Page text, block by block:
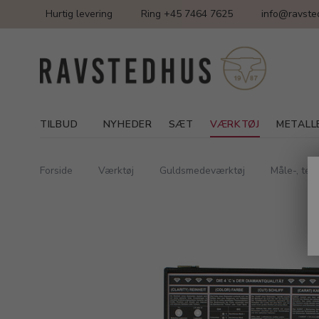
Hurtig levering Ring +45 7464 7625
TILBUD NYHEDER SÆT VÆRKTØJ
Forside Værktøj Guldsmedeværktøj Måle-,